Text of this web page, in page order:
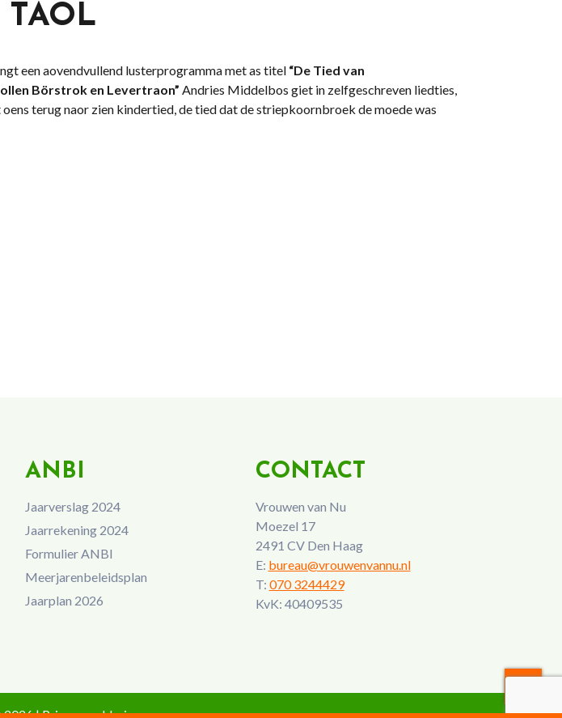
TAOL
een aovendvullend lusterprogramma met as titel “De Tied van
Börstrok en Levertraon” Andries Middelbos giet in zelfgeschreven liedties,
oens terug naor zien kindertied, de tied dat de striepkoornbroek de moede was
ANBI
Jaarverslag 2024
Jaarrekening 2024
Formulier ANBI
Meerjarenbeleidsplan
Jaarplan 2026
CONTACT
Vrouwen van Nu
Moezel 17
2491 CV Den Haag
E: bureau@vrouwenvannu.nl
T: 070 3244429
KvK: 40409535
2026 |Privacyverklaring